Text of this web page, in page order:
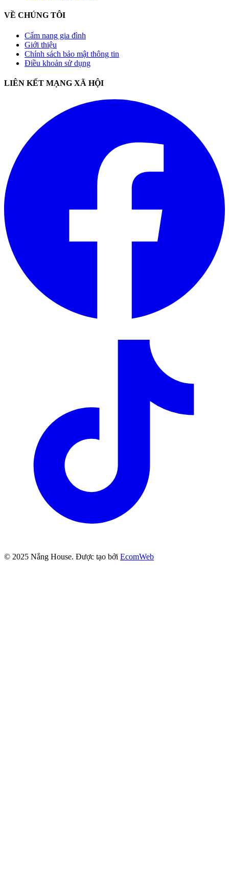
VỀ CHÚNG TÔI
Cẩm nang gia đình
Giới thiệu
Chính sách bảo mật thông tin
Điều khoản sử dụng
LIÊN KẾT MẠNG XÃ HỘI
© 2025 Nắng House. Được tạo bởi EcomWeb